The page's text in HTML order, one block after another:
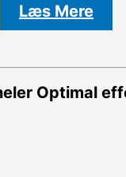
Læs Mere
Optimal